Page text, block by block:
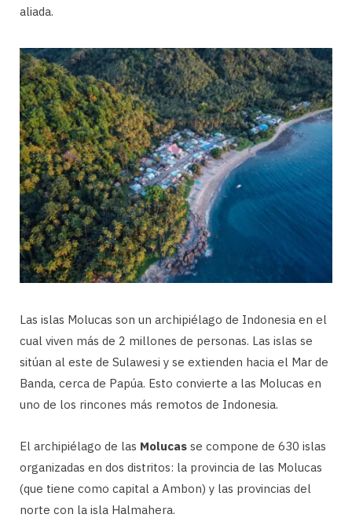
aliada.
Las islas Molucas son un archipiélago de Indonesia en el
cual viven más de 2 millones de personas. Las islas se
sitúan al este de Sulawesi y se extienden hacia el Mar de
Banda, cerca de Papúa. Esto convierte a las Molucas en
uno de los rincones más remotos de Indonesia.
El archipiélago de las Molucas se compone de 630 islas
organizadas en dos distritos: la provincia de las Molucas
(que tiene como capital a Ambon) y las provincias del
norte con la isla Halmahera.